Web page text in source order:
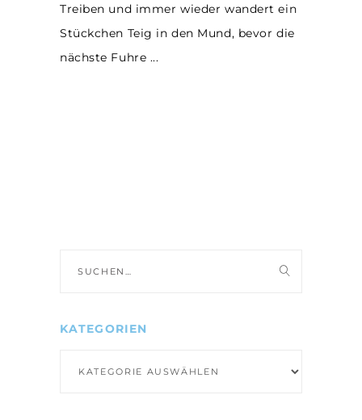
Treiben und immer wieder wandert ein
Stückchen Teig in den Mund, bevor die
nächste Fuhre
nach:
KATEGORIEN